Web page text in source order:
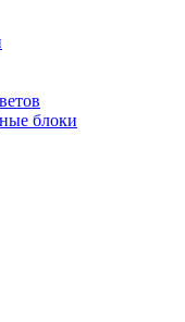
блоки